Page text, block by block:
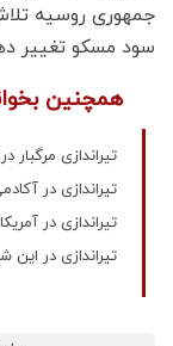
جمهوری روسیه
سود مسکو تغییر
همچنین
تیراندازی
تیراندازی در
تیراندازی در
تیراندازی در